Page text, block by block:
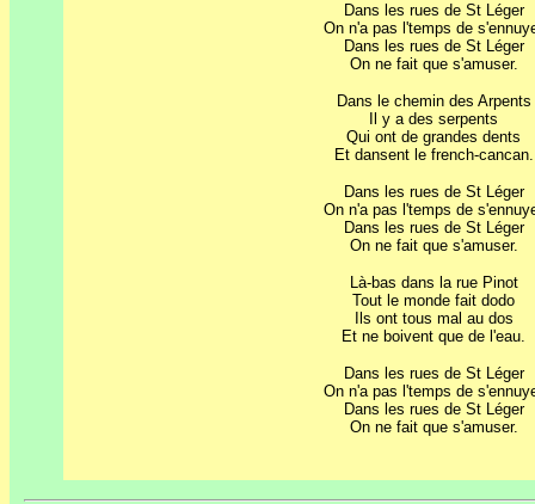
Dans les rues de St Léger
On n'a pas l'temps de
Dans les rues de St Léger
On ne fait que s'amuser.
Dans le chemin des Arpents
Il y a des serpents
Qui ont de grandes dents
Et dansent le french-cancan.
Dans les rues de St Léger
On n'a pas l'temps de
Dans les rues de St Léger
On ne fait que s'amuser.
Là-bas dans la rue Pinot
Tout le monde fait dodo
Ils ont tous mal au dos
Et ne boivent que de l'eau.
Dans les rues de St Léger
On n'a pas l'temps de
Dans les rues de St Léger
On ne fait que s'amuser.